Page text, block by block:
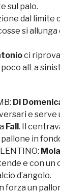
sul palo.
dal limite
si
ci riprova
alLa
Di
e serve
Fall. Il
in
e con un
d’angolo.
forza un